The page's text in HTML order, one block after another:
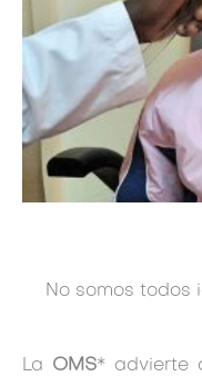
No somos todos
La OMS* advierte